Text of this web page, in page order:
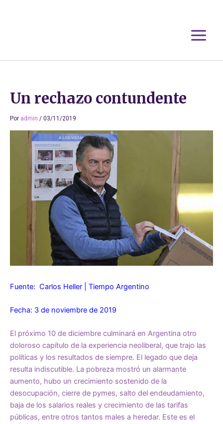
Un rechazo contundente
Por admin / 03/11/2019
Fuente: Carlos Heller | Tiempo Argentino
Fecha: 3 de noviembre de 2019
El próximo 10 de diciembre culminará en Argentina otro
doloroso capítulo de la experiencia neoliberal, que trajo las
políticas y los resultados de siempre. El legado que deja
resulta indiscutible. La pobreza mostró un alarmante
aumento, hubo un crecimiento sostenido de la
desocupación, cierre de pymes, salto del endeudamiento,
baja de los salarios reales y crecimiento de las tarifas
públicas, entre otros tantos males a heredar. Este es el